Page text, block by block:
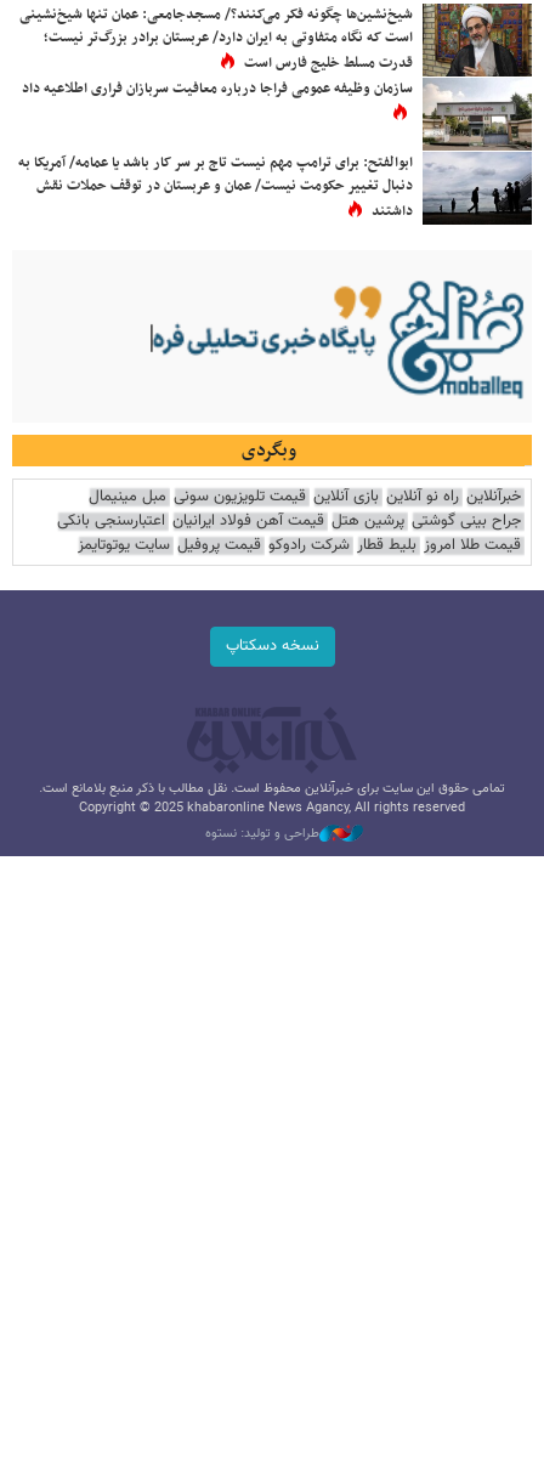
شیخ‌نشین‌ها چگونه فکر می‌کنند؟/ مسجدجامعی: عمان تنها شیخ‌نشینی
است که نگاه متفاوتی به ایران دارد/ عربستان برادر بزرگ‌تر نیست؛
قدرت مسلط خلیج فارس است
سازمان وظیفه عمومی فراجا درباره معافیت سربازان فراری اطلاعیه داد
ابوالفتح: برای ترامپ مهم نیست تاج بر سر کار باشد یا عمامه/ آمریکا به
دنبال تغییر حکومت نیست/ عمان و عربستان در توقف حملات نقش
داشتند
وبگردی
خبرآنلاین راه نو آنلاین بازی آنلاین قیمت تلویزیون سونی مبل مینیمال
جراح بینی گوشتی پرشین هتل قیمت آهن فولاد ایرانیان اعتبارسنجی بانکی
قیمت طلا امروز بلیط قطار شرکت رادوکو قیمت پروفیل سایت یوتوتایمز
نسخه دسکتاپ
تمامی حقوق این سایت برای خبرآنلاین محفوظ است. نقل مطالب با ذکر منبع بلامانع است.
Copyright © 2025 khabaronline News Agancy, All rights reserved
طراحی و تولید: نستوه